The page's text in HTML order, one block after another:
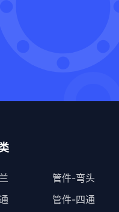
管件-弯头
管件-四通